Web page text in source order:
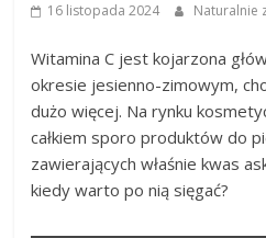
16 listopada 2024 Naturalnie
Witamina C jest kojarzona
okresie jesienno-zimowym,
dużo więcej. Na rynku
całkiem sporo produktów do
zawierających właśnie kwas
kiedy warto po nią sięgać?